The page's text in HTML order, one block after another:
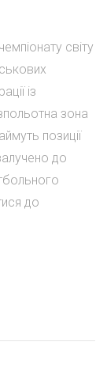
світу
із
зона
позиції
до
до